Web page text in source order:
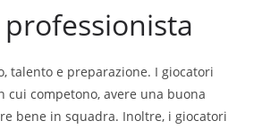
talento e preparazione. I giocatori
competono, avere una buona
bene in squadra. Inoltre, i giocatori